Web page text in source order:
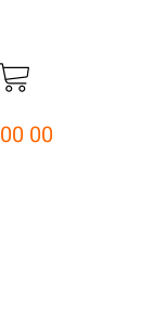
00